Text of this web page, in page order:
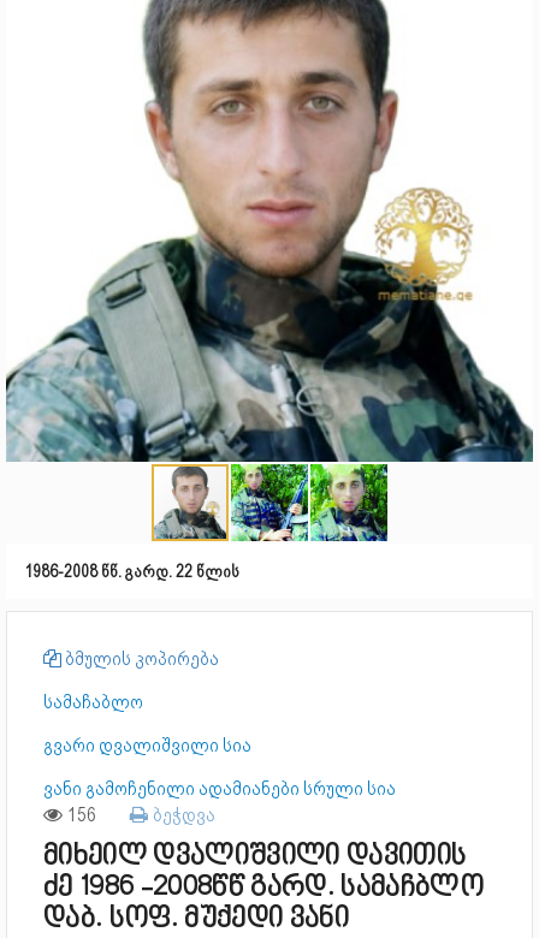
1986-2008 წწ. გარდ. 22 წლის
ბმულის კოპირება
სამაჩაბლო
გვარი დვალიშვილი სია
ვანი გამოჩენილი ადამიანები სრული სია
156 ბეჭდვა
მიხეილ დვალიშვილი დავითის
ძე 1986 -2008წწ გარდ. სამაჩბლო
დაბ. სოფ. მუქედი ვანი